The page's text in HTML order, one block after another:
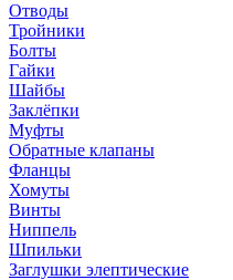
Отводы
Тройники
Болты
Гайки
Шайбы
Заклёпки
Муфты
Обратные клапаны
Фланцы
Хомуты
Винты
Ниппель
Шпильки
Заглушки элептические